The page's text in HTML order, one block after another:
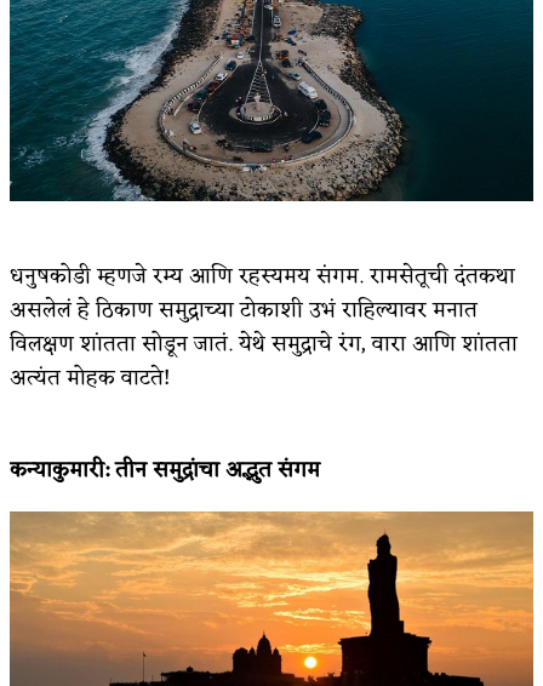
धनुषकोडी म्हणजे रम्य आणि रहस्यमय संगम. रामसेतूची दंतकथा
असलेलं हे ठिकाण समुद्राच्या टोकाशी उभं राहिल्यावर मनात
विलक्षण शांतता सोडून जातं. येथे समुद्राचे रंग, वारा आणि शांतता
अत्यंत मोहक वाटते!
कन्याकुमारी:तीन समुद्रांचा अद्भुत संगम